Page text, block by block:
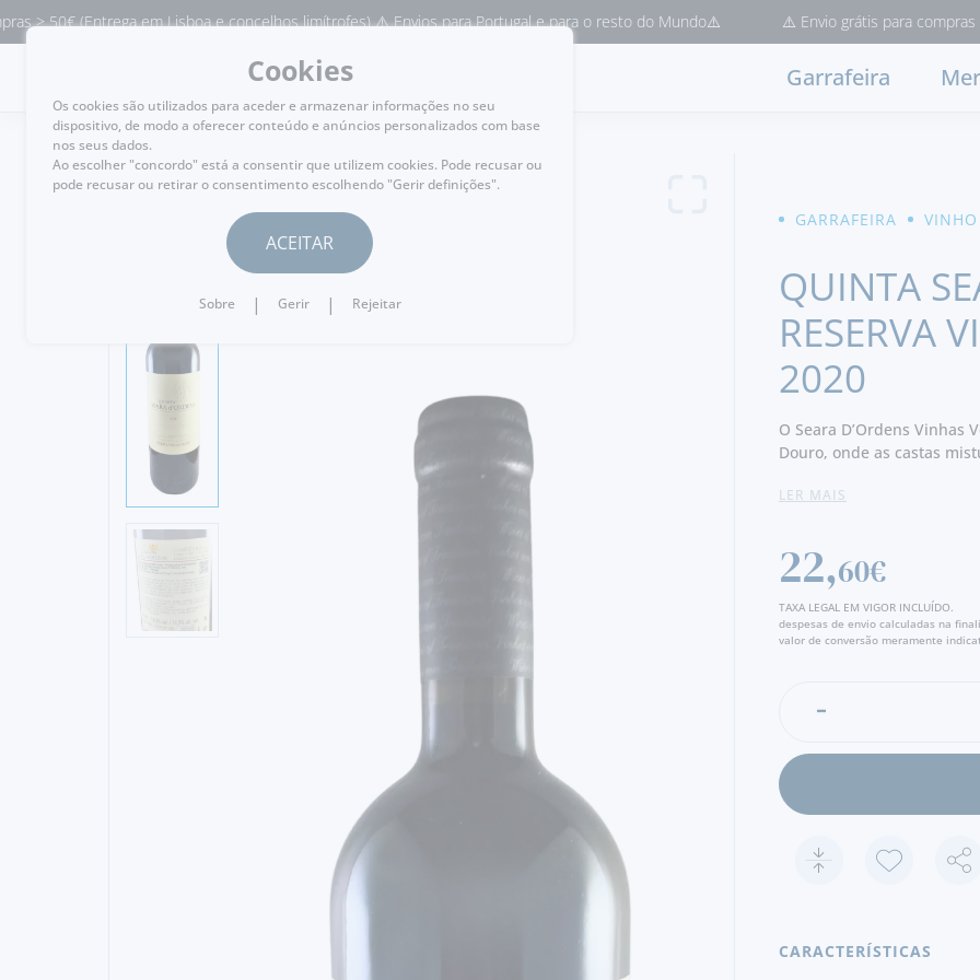
(Entrega em Lisboa e concelhos limítrofes) ⚠️ Envios para Portugal e para o resto do Mundo⚠️ ⚠️ Envio grátis para compras > 50€
MENU
Garrafeira
VOLTAR
GARRAFEIRA
QUINTA
RESERVA
2020
O Seara D’Ordens Vinhas
Douro, onde as castas
carácter. No aroma, junta
Um Douro sério, elegante
velhas, ideal para quem
LER MAIS
22,60€
TAXA LEGAL EM VIGOR INCLUÍDO.
despesas de envio calculadas na
valor de conversão meramente
CARACTERÍSTICAS
Cookies
Os cookies são utilizados para aceder e armazenar informações no seu
dispositivo, de modo a oferecer conteúdo e anúncios personalizados com base
nos seus dados.
Ao escolher "concordo" está a consentir que utilizem cookies. Pode recusar ou
pode recusar ou retirar o consentimento escolhendo "Gerir definições".
ACEITAR
Sobre | Gerir | Rejeitar